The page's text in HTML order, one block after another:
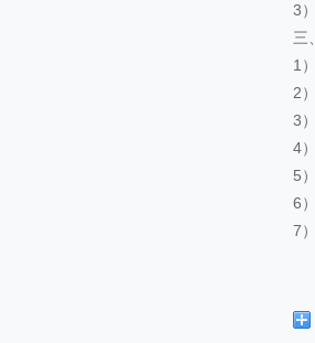
3
三
1
2
3
4
5
6
7